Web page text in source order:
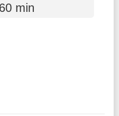
min